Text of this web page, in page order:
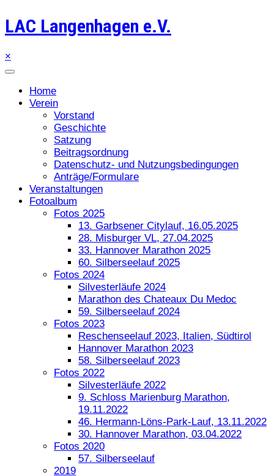
LAC Langenhagen e.V.
×
Home
Verein
Vorstand
Geschichte
Satzung
Beitragsordnung
Datenschutz- und Nutzungsbedingungen
Anträge/Formulare
Veranstaltungen
Fotoalbum
Fotos 2025
13. Garbsener Citylauf, 16.05.2025
28. Misburger VL, 27.04.2025
33. Hannover Marathon 2025
60. Silberseelauf 2025
Fotos 2024
Silvesterläufe 2024
Marathon des Chateaux Du Medoc
59. Silberseelauf 2024
Fotos 2023
Reschenseelauf 2023, Italien, Südtirol
Hannover Marathon 2023
58. Silberseelauf 2023
Fotos 2022
Silvesterläufe 2022
9. Schloss Marienburg Marathon,
19.11.2022
46. Hermann-Löns-Park-Lauf, 13.11.2022
30. Hannover Marathon, 03.04.2022
Fotos 2020
57. Silberseelauf
2019